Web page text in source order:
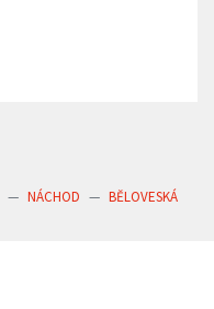
NÁCHOD
BĚLOVESKÁ